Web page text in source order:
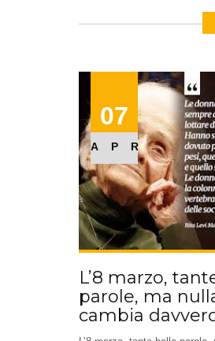
07
APR
L’8 marzo,
parole, ma
cambia